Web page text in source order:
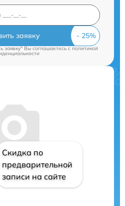
заявку
заявку" Вы соглашаетесь cполитикой
Скидка по
предварительной
записи на сайте